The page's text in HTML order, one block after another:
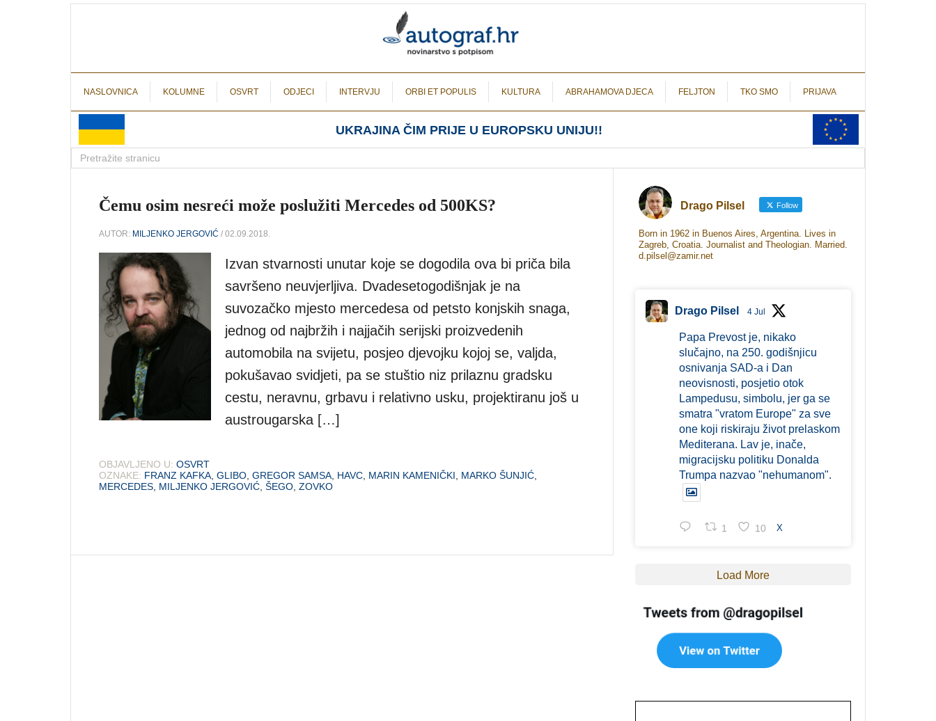
NASLOVNICA KOLUMNE OSVRT ODJECI INTERVJU ORBI ET POPULIS KULTURA ABRAHAMOVA DJECA FELJTON TKO SMO PRIJAVA
UKRAJINA ČIM PRIJE U EUROPSKU UNIJU!!
Čemu osim nesreći može poslužiti Mercedes od 500KS?
AUTOR: MILJENKO JERGOVIĆ / 02.09.2018.
Izvan stvarnosti unutar koje se dogodila ova bi priča bila
savršeno neuvjerljiva. Dvadesetogodišnjak je na
suvozačko mjesto mercedesa od petsto konjskih snaga,
jednog od najbržih i najjačih serijski proizvedenih
automobila na svijetu, posjeo djevojku kojoj se, valjda,
pokušavao svidjeti, pa se stuštio niz prilaznu gradsku
cestu, neravnu, grbavu i relativno usku, projektiranu još u
austrougarska […]
OBJAVLJENO U: OSVRT
OZNAKE: FRANZ KAFKA GLIBO GREGOR SAMSA HAVC MARIN KAMENIČKI MARKO ŠUNJIĆ
MERCEDES MILJENKO JERGOVIĆ ŠEGO ZOVKO
Drago Pilsel Follow
Born in 1962 in Buenos Aires, Argentina. Lives in
Zagreb, Croatia. Journalist and Theologian. Married.
d.pilsel@zamir.net
Drago Pilsel 4 Jul
Papa Prevost je, nikako
slučajno, na 250. godišnjicu
osnivanja SAD-a i Dan
neovisnosti, posjetio otok
Lampedusu, simbolu, jer ga se
smatra "vratom Europe" za sve
one koji riskiraju život prelaskom
Mediterana. Lav je, inače,
migracijsku politiku Donalda
Trumpa nazvao "nehumanom".
1 10 X
Load More